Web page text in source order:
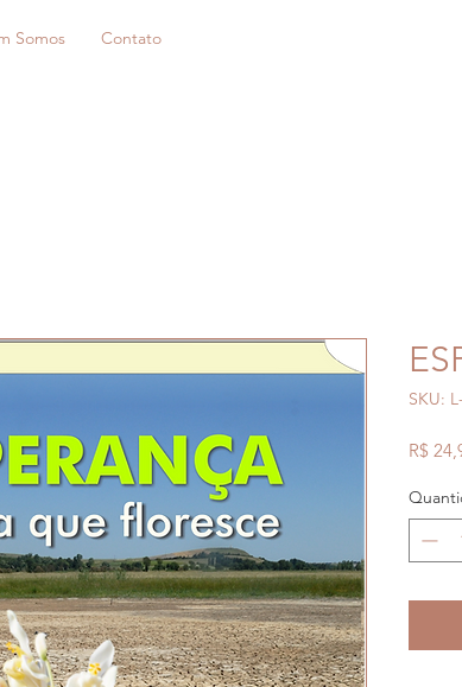
Somos Contato
SKU:
R$